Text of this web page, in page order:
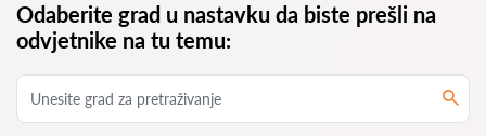
Odaberite grad u nastavku da biste prešli na
odvjetnike na tu temu: